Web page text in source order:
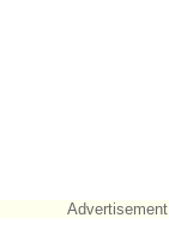
Advertisement